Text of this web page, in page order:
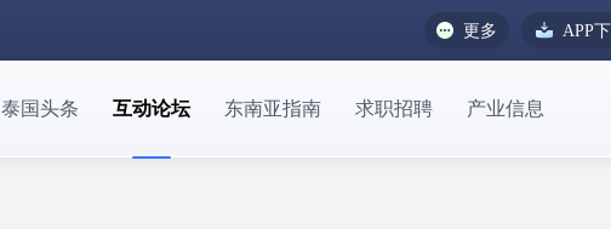
更多 APP
泰国头条 互动论坛 东南亚指南 求职招聘 产业信息